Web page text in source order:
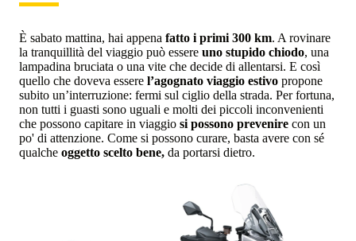
È sabato mattina, hai appena fatto i primi 300 km. A rovinare
la tranquillità del viaggio può essere uno stupido chiodo, una
lampadina bruciata o una vite che decide di allentarsi. E così
quello che doveva essere l’agognato viaggio estivo propone
subito un’interruzione: fermi sul ciglio della strada. Per fortuna,
non tutti i guasti sono uguali e molti dei piccoli inconvenienti
che possono capitare in viaggio si possono prevenire con un
po' di attenzione. Come si possono curare, basta avere con sé
qualche oggetto scelto bene, da portarsi dietro.